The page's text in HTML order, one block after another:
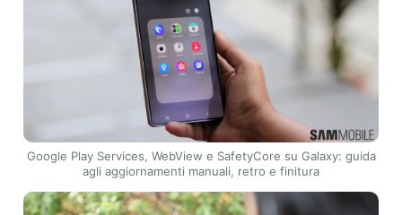
Google Play Services, WebView e SafetyCore su Galaxy: guida
agli aggiornamenti manuali, retro e finitura